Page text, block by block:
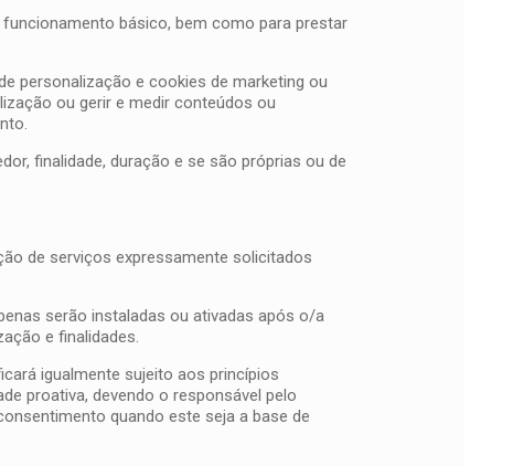
básico, bem como para prestar
personalização e cookies de marketing ou
ou gerir e medir conteúdos ou
finalidade, duração e se são próprias ou de
de serviços expressamente solicitados
serão instaladas ou ativadas após o/a
e finalidades.
igualmente sujeito aos princípios
proativa, devendo o responsável pelo
quando este seja a base de